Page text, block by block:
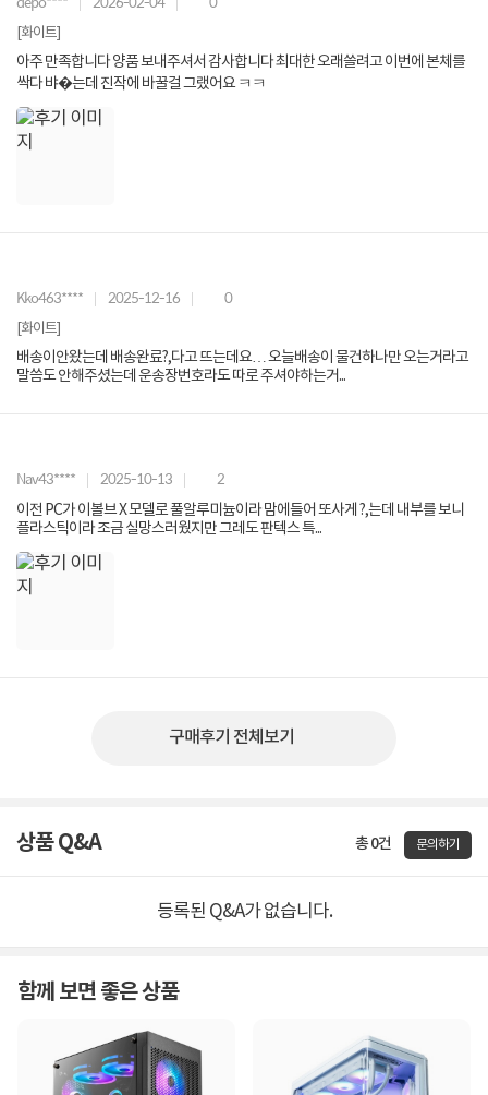
[화이트]
아주 만족합니다 양품 보내주셔서 감사합니다 최대한 오래쓸려고 이번에 본체를
싹다 뱌�는데 진작에 바꿀걸 그랬어요 ㅋㅋ
Kko463**** 2025-12-16 0
[화이트]
배송이안왔는데 배송완료?,다고 뜨는데요… 오늘배송이 물건하나만 오는거라고
말씀도 안해주셨는데 운송장번호라도 따로 주셔야하는거...
Nav43**** 2025-10-13 2
이전 PC가 이볼브 X 모델로 풀알루미늄이라 맘에들어 또사게 ?,는데 내부를 보니
플라스틱이라 조금 실망스러웠지만 그레도 판텍스 특...
구매후기 전체보기
상품 Q&A 총 0건 문의하기
등록된 Q&A가 없습니다.
함께 보면 좋은 상품